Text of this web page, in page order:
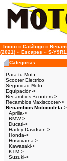
Inicio » Catálogo »
(2021) » Escapes » S-
Categorias
Para tu Moto
Scooter Electrico
Seguridad Moto
Equipación->
Recambios Scooters->
Recambios Maxiscooter->
Recambios Motocicleta->
Aprilia->
BMW->
Ducati->
Harley Davidson->
Honda->
Husqvarna->
Kawasaki->
KTM->
Suzuki->